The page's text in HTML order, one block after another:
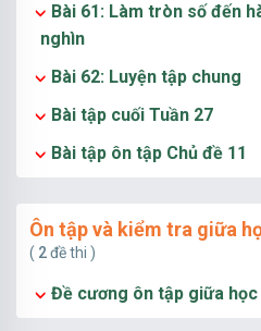
Bài 61: Làm tròn số đến
nghìn
Bài 62: Luyện tập chung
Bài tập cuối Tuần 27
Bài tập ôn tập Chủ đề 11
Ôn tập và kiểm tra giữa
( 2đề thi )
Đề cương ôn tập giữa học